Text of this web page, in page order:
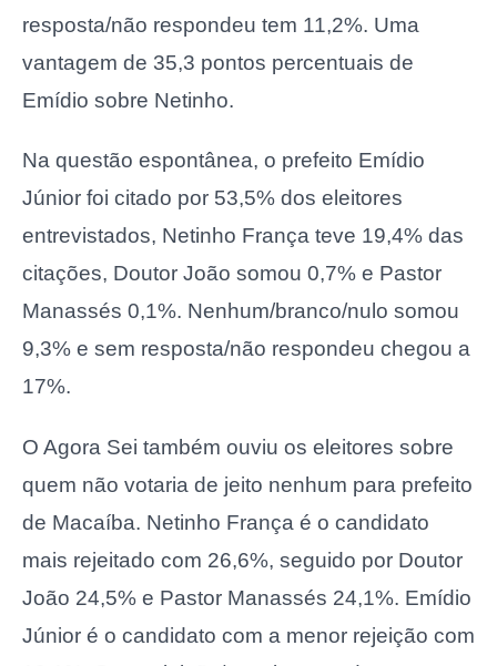
resposta/não respondeu tem 11,2%. Uma
vantagem de 35,3 pontos percentuais de
Emídio sobre Netinho.
Na questão espontânea, o prefeito Emídio
Júnior foi citado por 53,5% dos eleitores
entrevistados, Netinho França teve 19,4% das
citações, Doutor João somou 0,7% e Pastor
Manassés 0,1%. Nenhum/branco/nulo somou
9,3% e sem resposta/não respondeu chegou a
17%.
O Agora Sei também ouviu os eleitores sobre
quem não votaria de jeito nenhum para prefeito
de Macaíba. Netinho França é o candidato
mais rejeitado com 26,6%, seguido por Doutor
João 24,5% e Pastor Manassés 24,1%. Emídio
Júnior é o candidato com a menor rejeição com